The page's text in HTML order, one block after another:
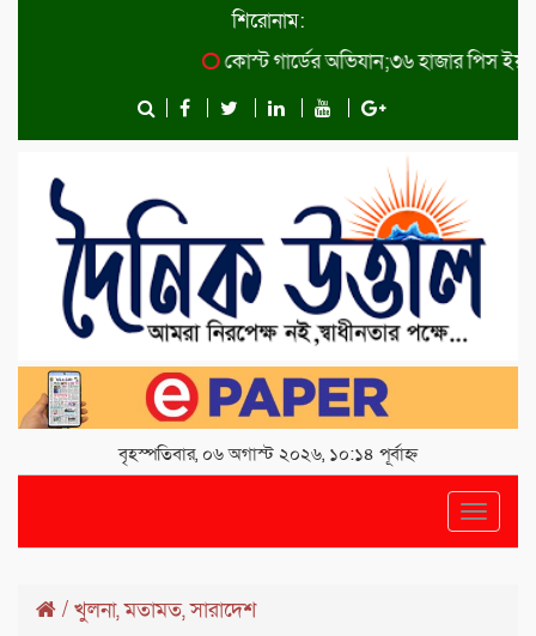
শিরোনাম:
কোস্ট গার্ডের অভিযান;৩৬ হাজার পিস ইয়াবা জব্দ
বৃহস্পতিবার, ০৬ অগাস্ট ২০২৬, ১০:১৪ পূর্বাহ্ন
Toggle
/ খুলনা,মতামত,সারাদেশ